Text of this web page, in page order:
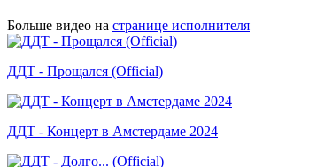
Больше видео на странице исполнителя
ДДТ - Прощался (Official)
ДДТ - Концерт в Амстердаме 2024